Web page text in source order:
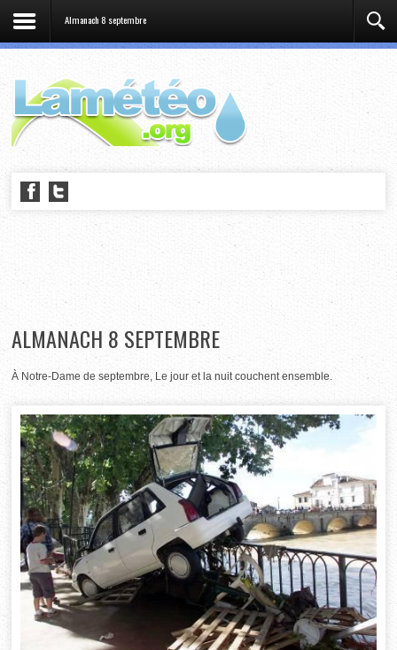
Almanach 8 septembre
ALMANACH 8 SEPTEMBRE
À Notre-Dame de septembre, Le jour et la nuit couchent ensemble.